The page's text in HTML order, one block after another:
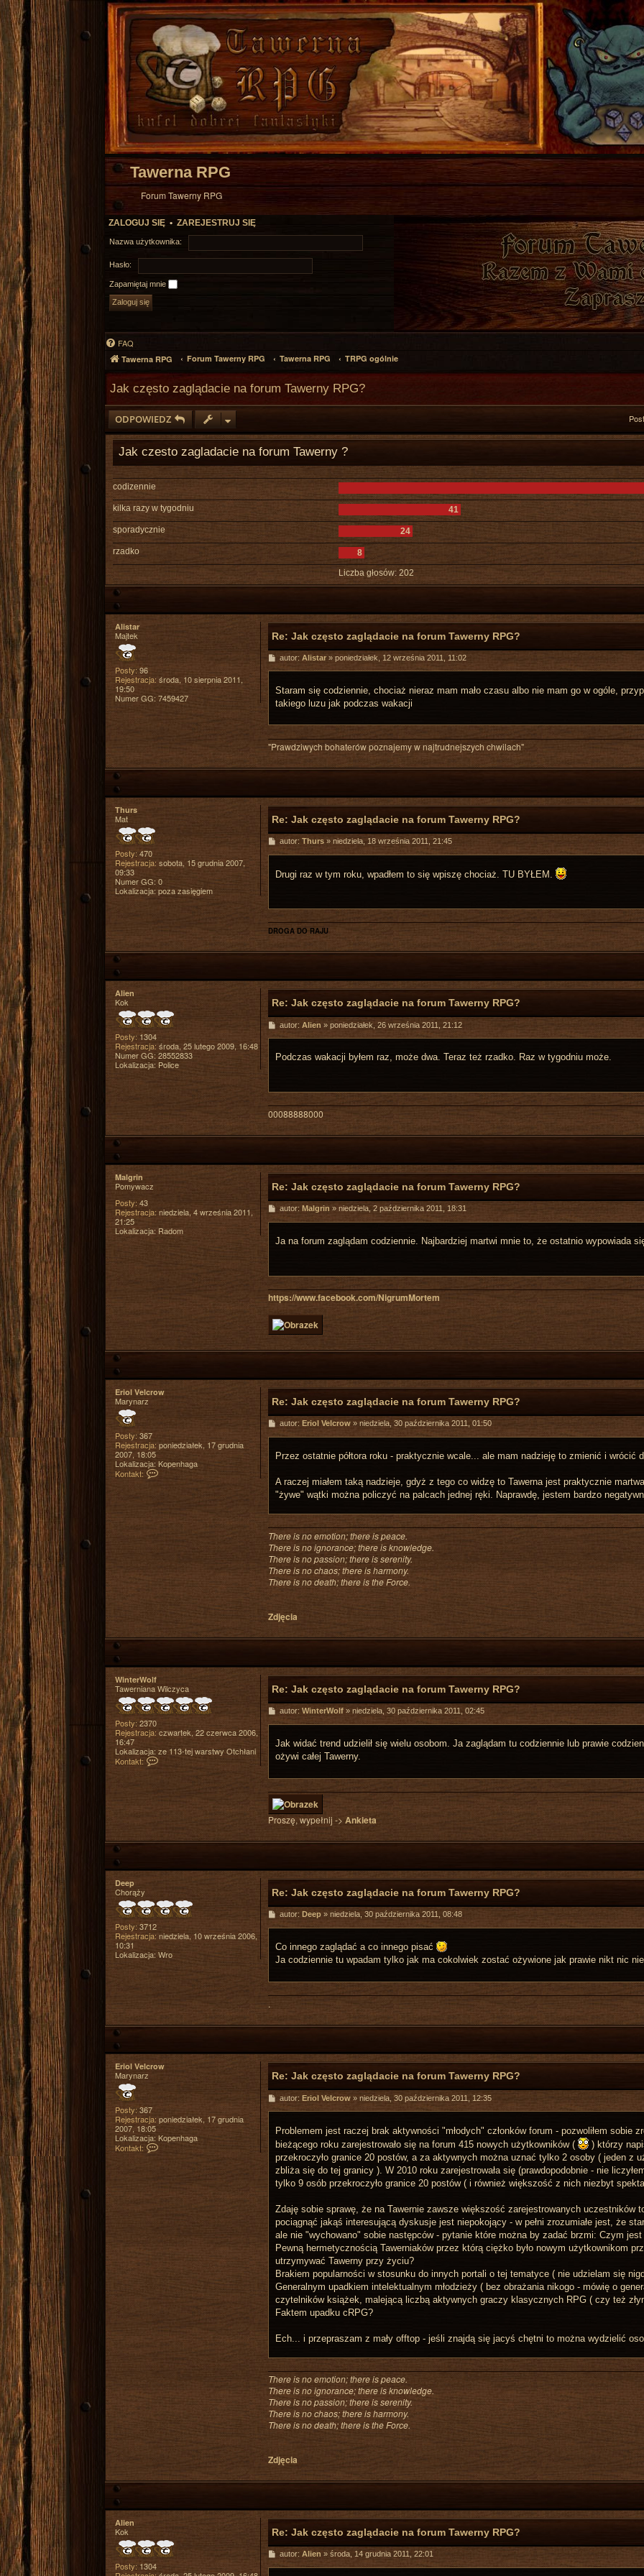
Tawerna RPG
Forum Tawerny RPG
ZALOGUJ SIĘ • ZAREJESTRUJ SIĘ
Nazwa użytkownika:
Hasło:
Zapamiętaj mnie
FAQ
Tawerna RPG Forum Tawerny RPG Tawerna RPG TRPG ogólnie
Jak często zaglądacie na forum Tawerny RPG?
ODPOWIEDZ
Jak czesto zagladacie na forum Tawerny ?
codizennie
kilka razy w tygodniu 41
sporadycznie 24
rzadko 8
Liczba głosów: 202
Alistar
Majtek
Posty: 96
Rejestracja:środa, 10 sierpnia 2011,
19:50
Numer GG: 7459427
Re: Jak często zaglądacie na forum Tawerny RPG?
P
t
autor: Alistar» poniedziałek, 12 września 2011, 11:02
Staram się codziennie, chociaż nieraz mam mało czasu albo nie mam go w ogóle,
takiego luzu jak podczas wakacji
"Prawdziwych bohaterów poznajemy w najtrudnejszych chwilach"
Thurs
Mat
Posty: 470
Rejestracja:sobota, 15 grudnia 2007,
09:33
Numer GG: 0
Lokalizacja:poza zasięgiem
Re: Jak często zaglądacie na forum Tawerny RPG?
Pautor: Thurs» niedziela, 18 września 2011, 21:45
Drugi raz w tym roku, wpadłem to się wpiszę chociaż. TU BYŁEM.
DROGA DO RAJU
Alien
Kok
Posty: 1304
Rejestracja:środa, 25 lutego 2009, 16:48
Numer GG: 28552833
Lokalizacja: Police
Re: Jak często zaglądacie na forum Tawerny RPG?
P
t
autor: Alien » poniedziałek, 26 września 2011, 21:12
Podczas wakacji byłem raz, może dwa. Teraz też rzadko. Raz w tygodniu może.
00088888000
Malgrin
Pomywacz
Posty: 43
Rejestracja: niedziela, 4 września 2011,
21:25
Lokalizacja: Radom
Re: Jak często zaglądacie na forum Tawerny RPG?
P
t
autor: Malgrin » niedziela, 2 października 2011, 18:31
Ja na forum zaglądam codziennie. Najbardziej martwi mnie to, że ostatnio wypowiada się
https://www.facebook.com/NigrumMortem
Eriol Velcrow
Marynarz
Posty: 367
Rejestracja:poniedziałek, 17 grudnia
2007, 18:05
Lokalizacja: Kopenhaga
Kontakt:
S
k
t
a
z
r
i
l
l
r
o
w
Re: Jak często zaglądacie na forum Tawerny RPG?
P
t
autor: Eriol Velcrow» niedziela, 30 października 2011, 01:50
Przez ostatnie półtora roku - praktycznie wcale... ale mam nadzieję to zmienić i wrócić
A raczej miałem taką nadzieje, gdyż z tego co widzę to Tawerna jest praktycznie
"żywe" wątki można policzyć na palcach jednej ręki. Naprawdę, jestem bardzo
There is no emotion; there is peace.
There is no ignorance; there is knowledge.
There is no passion; there is serenity.
There is no chaos; there is harmony.
There is no death; there is the Force.
Zdjęcia
WinterWolf
Tawerniana Wilczyca
Posty: 2370
Rejestracja:czwartek, 22 czerwca 2006,
16:47
Lokalizacja: ze 113-tej warstwy Otchłani
Kontakt:
S
k
a
j
ę
i
n
t
e
r
o
f
Re: Jak często zaglądacie na forum Tawerny RPG?
P
t
autor: WinterWolf» niedziela, 30 października 2011, 02:45
Jak widać trend udzielił się wielu osobom. Ja zaglądam tu codziennie lub prawie
ożywi całej Tawerny.
Proszę, wypełnij ->Ankieta
Deep
Chorąży
Posty: 3712
Rejestracja:niedziela, 10 września 2006,
10:31
Lokalizacja: Wro
Re: Jak często zaglądacie na forum Tawerny RPG?
P
t
autor: Deep» niedziela, 30 października 2011, 08:48
Co innego zaglądać a co innego pisać
Ja codziennie tu wpadam tylko jak ma cokolwiek zostać ożywione jak prawie nikt nic
.
Eriol Velcrow
Marynarz
Posty: 367
Rejestracja:poniedziałek, 17 grudnia
2007, 18:05
Lokalizacja: Kopenhaga
Kontakt:
S
k
t
a
z
r
i
Re: Jak często zaglądacie na forum Tawerny RPG?
P
t
autor: Eriol Velcrow» niedziela, 30 października 2011, 12:35
Problemem jest raczej brak aktywności "młodych" członków forum - pozwoliłem sobie
bieżącego roku zarejestrowało się na forum 415 nowych użytkowników (
) którzy
przekroczyło granice 20 postów, a za aktywnych można uznać tylko 2 osoby ( jeden z
zbliża się do tej granicy ). W 2010 roku zarejestrowała się (prawdopodobnie - nie
tylko 9 osób przekroczyło granice 20 postów ( i również większość z nich niezbyt
Zdaję sobie sprawę, że na Tawernie zawsze większość zarejestrowanych uczestników
pociągnąć jakąś interesującą dyskusje jest niepokojący - w pełni zrozumiałe jest, że
ale nie "wychowano" sobie następców - pytanie które można by zadać brzmi: Czym jest
Pewną hermetycznością Tawerniaków przez którą ciężko było nowym użytkownikom
utrzymywać Tawerny przy życiu?
Brakiem popularności w stosunku do innych portali o tej tematyce ( nie udzielam się
Generalnym upadkiem intelektualnym młodzieży ( bez obrażania nikogo - mówię o
czytelników książek, malejącą liczbą aktywnych graczy klasycznych RPG ( czy też
Faktem upadku cRPG?
Ech... i przepraszam z mały offtop - jeśli znajdą się jacyś chętni to można wydzielić
There is no emotion; there is peace.
There is no ignorance; there is knowledge.
There is no passion; there is serenity.
There is no chaos; there is harmony.
There is no death; there is the Force.
Zdjęcia
Alien
Kok
Posty: 1304
Re: Jak często zaglądacie na forum Tawerny RPG?
Pautor: Alien » środa, 14 grudnia 2011, 22:01